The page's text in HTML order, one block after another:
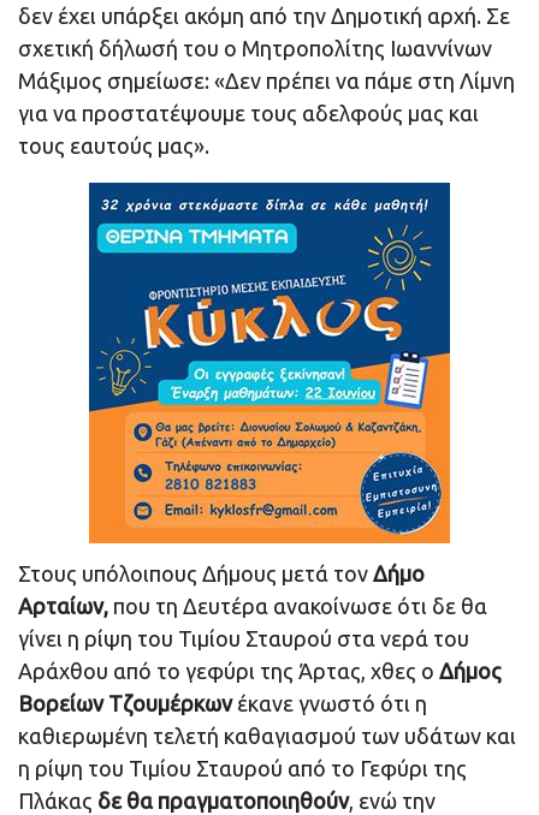
δεν έχει υπάρξει ακόμη από την Δημοτική αρχή. Σε
σχετική δήλωσή του ο Μητροπολίτης Ιωαννίνων
Μάξιμος σημείωσε: «Δεν πρέπει να πάμε στη Λίμνη
για να προστατέψουμε τους αδελφούς μας και
τους εαυτούς μας».
Στους υπόλοιπους Δήμους μετά τον Δήμο
Αρταίων, που τη Δευτέρα ανακοίνωσε ότι δε θα
γίνει η ρίψη του Τιμίου Σταυρού στα νερά του
Αράχθου από το γεφύρι της Άρτας, χθες ο Δήμος
Βορείων Τζουμέρκωνέκανε γνωστό ότι η
καθιερωμένη τελετή καθαγιασμού των υδάτων και
η ρίψη του Τιμίου Σταυρού από το Γεφύρι της
Πλάκας δε θα πραγματοποιηθούν, ενώ την